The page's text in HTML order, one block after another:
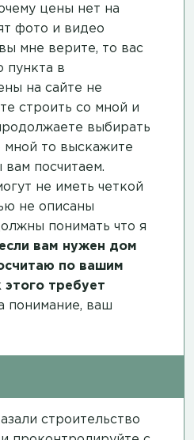
цены нет на
фото и видео
мне верите, то вас
пункта в
на сайте не
строить со мной и
выбирать
мной то выскажите
посчитаем.
не иметь четкой
не описаны
понимать что я
если вам нужен дом
по вашим
требует
понимание, ваш
строительство